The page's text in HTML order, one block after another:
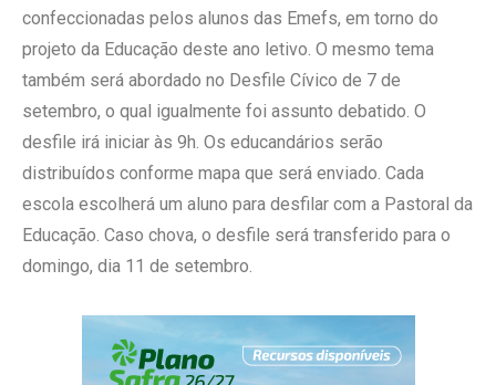
confeccionadas pelos alunos das Emefs, em torno do
projeto da Educação deste ano letivo. O mesmo tema
também será abordado no Desfile Cívico de 7 de
setembro, o qual igualmente foi assunto debatido. O
desfile irá iniciar às 9h. Os educandários serão
distribuídos conforme mapa que será enviado. Cada
escola escolherá um aluno para desfilar com a Pastoral da
Educação. Caso chova, o desfile será transferido para o
domingo, dia 11 de setembro.